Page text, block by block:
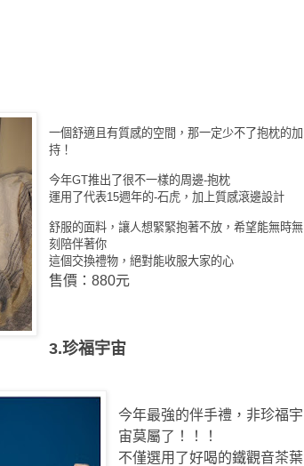
一個舒適且有質感的空間，那一定少不了抱枕的加
持！
今年GT推出了很不一樣的周邊-抱枕
運用了代表15週年的-石虎，加上質感滾邊設計
舒服的面料，讓人想緊緊抱著不放，希望能無時無
刻陪伴著你
這個交換禮物，絕對能收服大家的心
售價：880元
3.珍福宇宙
今年最強的伴手禮， 非珍福宇
宙莫屬了！！！
不僅選用了好喝的鐵觀音茶葉